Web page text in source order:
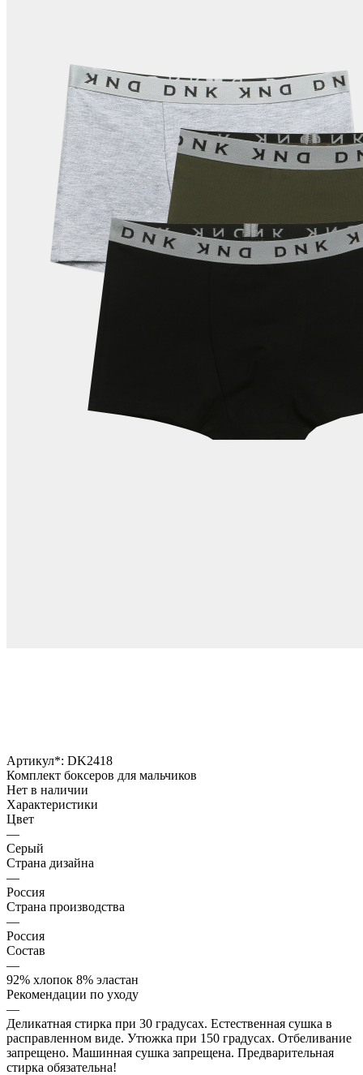
Артикул*: DK2418
Комплект боксеров для мальчиков
Нет в наличии
Характеристики
Цвет
—
Серый
Страна дизайна
—
Россия
Страна производства
—
Россия
Состав
—
92% хлопок 8% эластан
Рекомендации по уходу
—
Деликатная стирка при 30 градусах. Естественная сушка в
расправленном виде. Утюжка при 150 градусах. Отбеливание
запрещено. Машинная сушка запрещена. Предварительная
стирка обязательна!